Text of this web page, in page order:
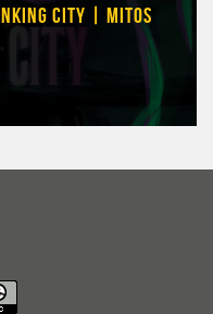
CITY | MITOS